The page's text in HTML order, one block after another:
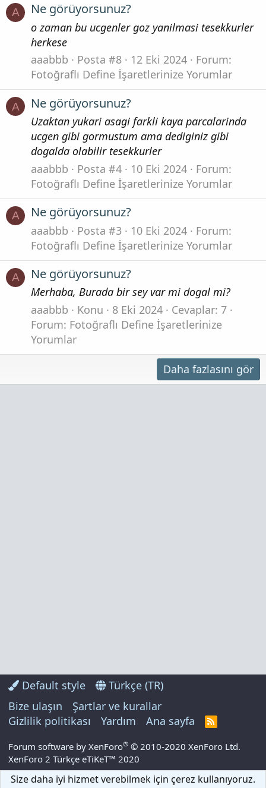
A Ne görüyorsunuz?
o zaman bu ucgenler goz yanilmasi tesekkurler
herkese
aaabbb
Posta #8 12 Eki 2024
Forum:
Fotoğraflı Define İşaretlerinize Yorumlar
A Ne görüyorsunuz?
Uzaktan yukari asagi farkli kaya parcalarinda
ucgen gibi gormustum ama dediginiz gibi
dogalda olabilir tesekkurler
aaabbb
Posta #4 10 Eki 2024
Forum:
Fotoğraflı Define İşaretlerinize Yorumlar
A Ne görüyorsunuz?
aaabbb Posta #3 10 Eki 2024
Forum:
Fotoğraflı Define İşaretlerinize Yorumlar
A Ne görüyorsunuz?
Merhaba, Burada bir sey var mi dogal mi?
aaabbb
Konu 8 Eki 2024
Cevaplar: 7
Forum: Fotoğraflı Define İşaretlerinize
Yorumlar
Daha fazlasını gör
Default style
Türkçe (TR)
Bize ulaşın
Şartlar ve kurallar
Gizlilik politikası
Yardım Ana sayfa
R
S
Forum software by XenForo® © 2010-2020 XenForo Ltd.
XenForo 2 Türkçe eTiKeT™ 2020
Size daha iyi hizmet verebilmek için çerez kullanıyoruz.